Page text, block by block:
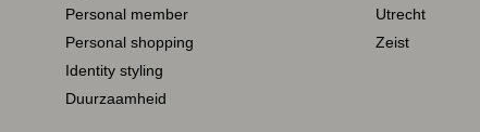
Personal member
Personal shopping
Identity styling
Duurzaamheid
Utrecht
Zeist